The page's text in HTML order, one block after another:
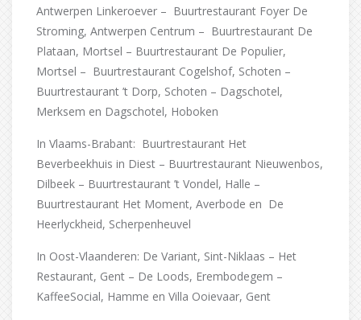
Antwerpen Linkeroever – Buurtrestaurant Foyer De
Stroming, Antwerpen Centrum – Buurtrestaurant De
Plataan, Mortsel – Buurtrestaurant De Populier,
Mortsel – Buurtrestaurant Cogelshof, Schoten –
Buurtrestaurant ’t Dorp, Schoten – Dagschotel,
Merksem en Dagschotel, Hoboken
In Vlaams-Brabant: Buurtrestaurant Het
Beverbeekhuis in Diest – Buurtrestaurant Nieuwenbos,
Dilbeek – Buurtrestaurant ’t Vondel, Halle –
Buurtrestaurant Het Moment, Averbode en De
Heerlyckheid, Scherpenheuvel
In Oost-Vlaanderen: De Variant, Sint-Niklaas – Het
Restaurant, Gent – De Loods, Erembodegem –
KaffeeSocial, Hamme en Villa Ooievaar, Gent